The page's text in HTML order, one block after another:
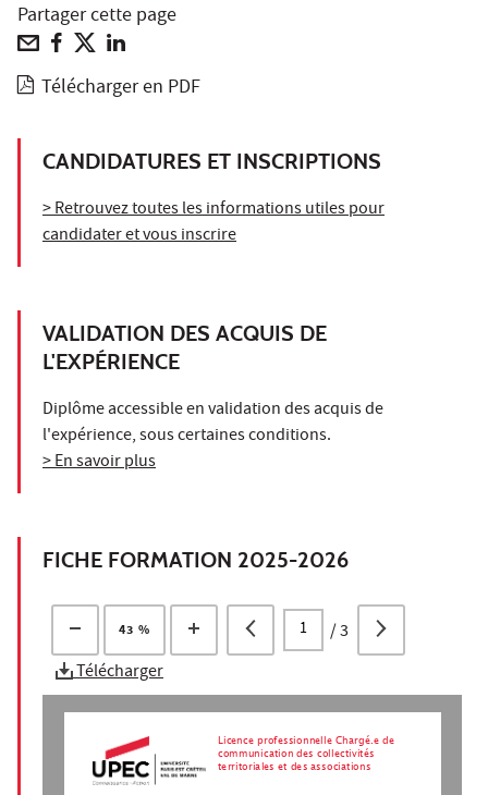
Partager cette page
Télécharger en PDF
CANDIDATURES ET INSCRIPTIONS
> Retrouvez toutes les informations utiles pour
candidater et vous inscrire
VALIDATION DES ACQUIS DE
L'EXPÉRIENCE
Diplôme accessible en validation des acquis de
l'expérience, sous certaines conditions.
> En savoir plus
FICHE FORMATION 2025-2026
43 % /3
Télécharger
Licence professionnelle Chargé.e de
communication des collectivités
territoriales et des associations